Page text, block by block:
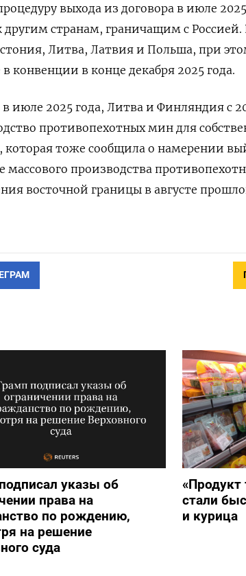
выхода из договора в июле
странам, граничащим с Россией.
Литва, Латвия и Польша, при
конвенции в конце декабря 2025 года.
июле 2025 года, Литва и Финляндия с
противопехотных мин для
которая тоже сообщила о намерении
массового производства
восточной границы в августе
указы об
права на
по рождению,
на решение
суда
«Продукт
стали
и курица